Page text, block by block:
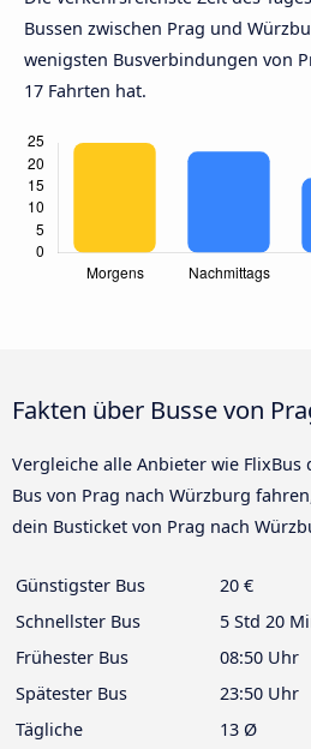
Bussen zwischen Prag und
wenigsten Busverbindungen von
17 Fahrten hat.
Fakten über Busse von
Vergleiche alle Anbieter wie
Bus von Prag nach Würzburg
dein Busticket von Prag nach
Günstigster Bus
20 €
Schnellster Bus
5 Std 20
Frühester Bus
08:50 Uhr
Spätester Bus
23:50 Uhr
Tägliche
13 Ø